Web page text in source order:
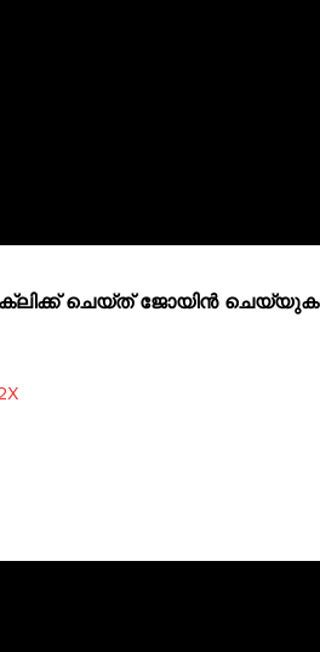
ക്ലിക്ക് ചെയ്ത് ജോയിൻ ചെയ്യുക